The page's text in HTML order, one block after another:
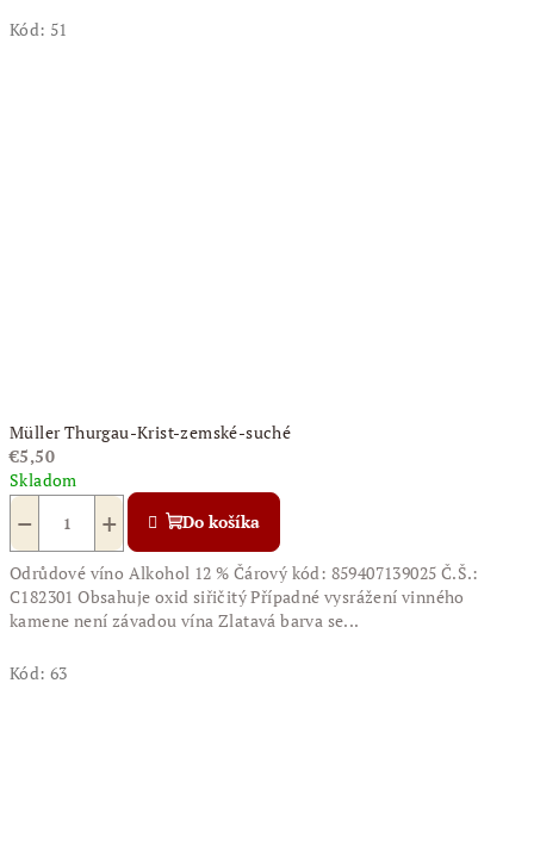
Kód: 51
Müller Thurgau-Krist-zemské-suché
€5,50
Skladom
+
− Do košíka
Odrůdové víno Alkohol 12 % Čárový kód: 859407139025 Č.Š.:
C182301 Obsahuje oxid siřičitý Případné vysrážení vinného
kamene není závadou vína Zlatavá barva se...
Kód: 63